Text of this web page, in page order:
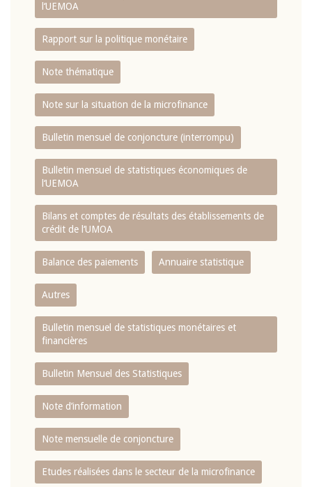
l‘UEMOA
Rapport sur la politique monétaire
Note thématique
Note sur la situation de la microfinance
Bulletin mensuel de conjoncture (interrompu)
Bulletin mensuel de statistiques économiques de
l‘UEMOA
Bilans et comptes de résultats des établissements de
crédit de l‘UMOA
Balance des paiements Annuaire statistique
Autres
Bulletin mensuel de statistiques monétaires et
financières
Bulletin Mensuel des Statistiques
Note d’information
Note mensuelle de conjoncture
Etudes réalisées dans le secteur de la microfinance